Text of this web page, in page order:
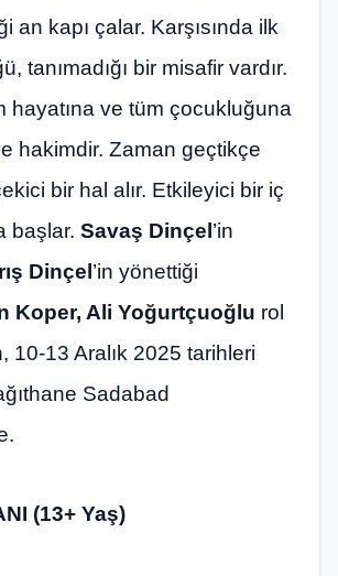
an kapı çalar. Karşısında ilk
tanımadığı bir misafir vardır.
hayatına ve tüm çocukluğuna
hakimdir. Zaman geçtikçe
bir hal alır. Etkileyici bir iç
başlar. Savaş Dinçel ’in
Dinçel ’in yönettiği
Koper, Ali Yoğurtçuoğlu rol
10-13 Aralık 2025 tarihleri
Sadabad
(13+ Yaş)